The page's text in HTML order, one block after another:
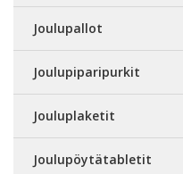
Joulupallot
Joulupiparipurkit
Jouluplaketit
Joulupöytätabletit